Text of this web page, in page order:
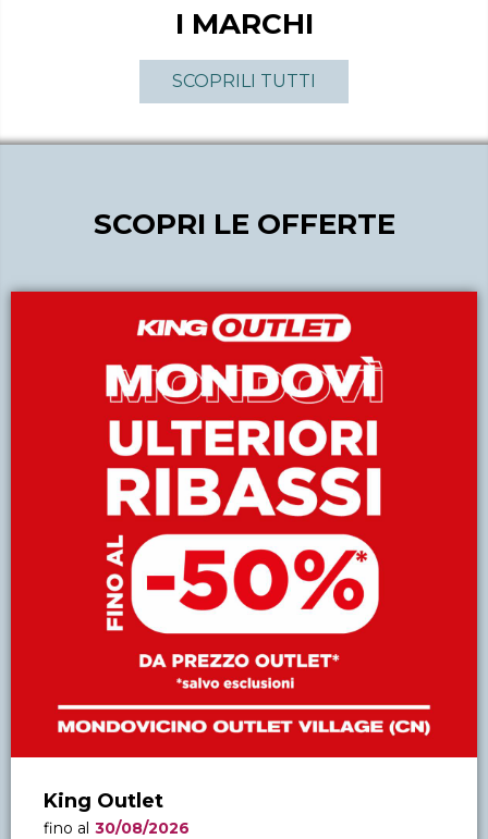
I MARCHI
SCOPRILI TUTTI
SCOPRI LE OFFERTE
King Outlet
fino al 30/08/2026